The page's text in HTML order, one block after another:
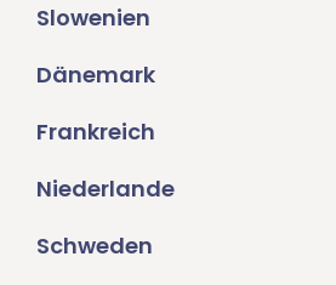
Slowenien
Dänemark
Frankreich
Niederlande
Schweden